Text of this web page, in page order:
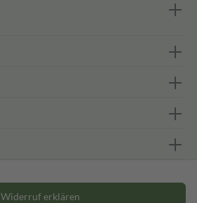
Widerruf erklären